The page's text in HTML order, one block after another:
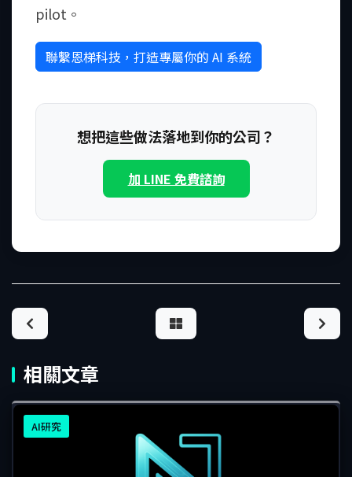
pilot。
聯繫恩梯科技，打造專屬你的 AI 系統
想把這些做法落地到你的公司？
加 LINE 免費諮詢
相關文章
AI研究